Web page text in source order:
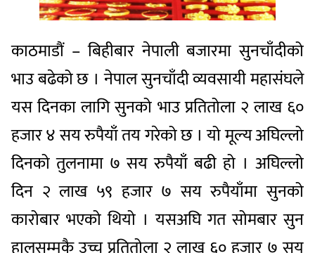
काठमाडौं – बिहीबार नेपाली बजारमा सुनचाँदीको
भाउ बढेको छ । नेपाल सुनचाँदी व्यवसायी महासंघले
यस दिनका लागि सुनको भाउ प्रतितोला २ लाख ६०
हजार ४ सय रुपैयाँ तय गरेको छ । यो मूल्य अघिल्लो
दिनको तुलनामा ७ सय रुपैयाँ बढी हो । अघिल्लो
दिन २ लाख ५९ हजार ७ सय रुपैयाँमा सुनको
कारोबार भएको थियो । यसअघि गत सोमबार सुन